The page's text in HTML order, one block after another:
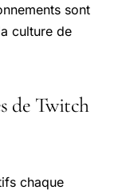
sont
culture de
de Twitch
chaque